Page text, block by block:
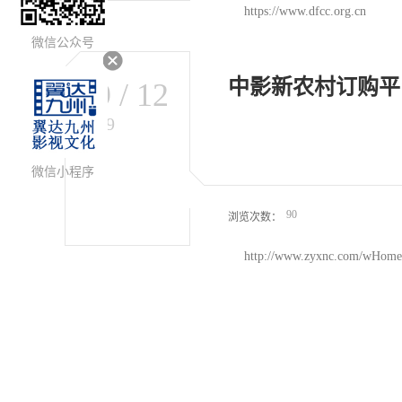
https://www.dfcc.org.cn
中影新农村订购
http://www.zyxnc.com/
09 / 12
2019
浏览次数： 90
微信公众号
微信小程序